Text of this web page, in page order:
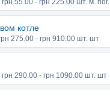
55.00 - грн 225.00 шт. м. пог.
котле
275.00 - грн 910.00 шт. шт
290.00 - грн 1090.00 шт. шт